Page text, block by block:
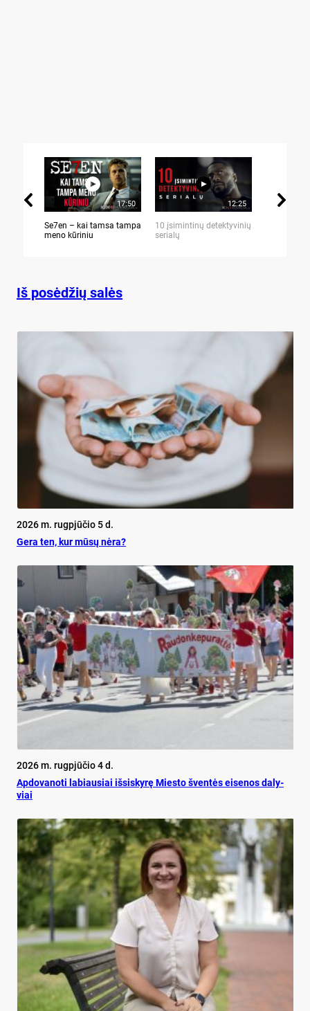
17:50
Se7en – kai tamsa tampa
meno kūriniu
12:25
10 įsimintinų detektyvinių
serialų
Iš posėdžių salės
2026 m. rugpjūčio 5 d.
Ge­ra ten, kur mū­sų nė­ra?
2026 m. rugpjūčio 4 d.
Ap­do­va­no­ti la­biau­siai iš­si­sky­rę Mies­to šven­tės ei­se­nos da­ly­
viai